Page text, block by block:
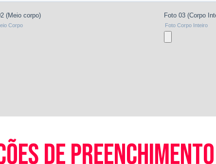
de preenchimento